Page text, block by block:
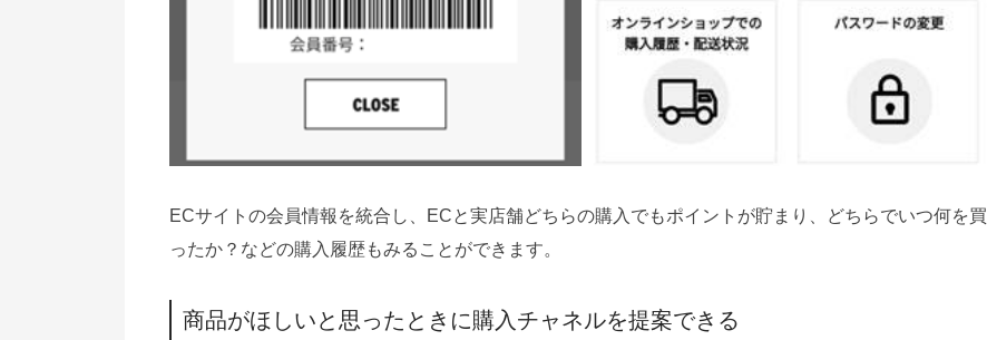
ECサイトの会員情報を統合し、ECと実店舗どちらの購入でもポイントが貯まり、どちらでいつ何を買
ったか？などの購入履歴もみることができます。
商品がほしいと思ったときに購入チャネルを提案できる